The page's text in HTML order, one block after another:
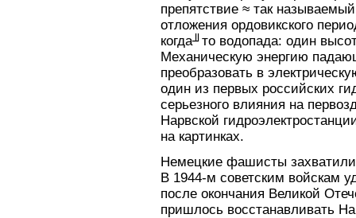
препятствие ≈ так
отложения ордовикского
когда╜то водопада: один
Механическую энергию
преобразовать в
один из первых российских
серьезного влияния на
Нарвской
на картинках.
Немецкие фашисты захватили
В 1944-м советским войскам
после окончания Великой
пришлось восстанавливать